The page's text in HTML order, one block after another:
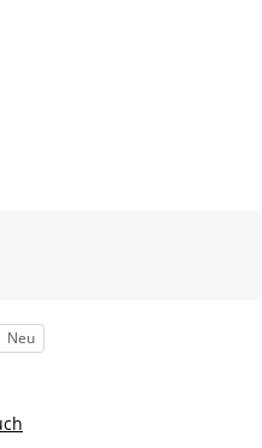
Status
Neu